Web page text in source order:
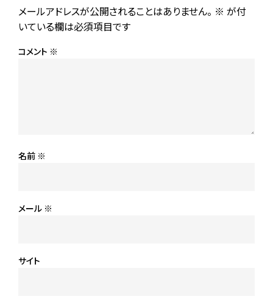
メールアドレスが公開されることはありません。 ※ が付
いている欄は必須項目です
コメント ※
名前 ※
メール ※
サイト